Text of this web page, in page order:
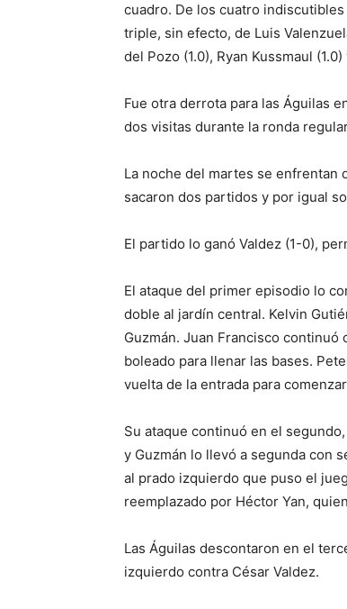
cuadro. De los cuatro
triple, sin efecto, de Luis
del Pozo (1.0), Ryan Kussmaul
Fue otra derrota para las Águilas
dos visitas durante la ronda
La noche del martes se enfrentan
sacaron dos partidos y por igual
El partido lo ganó Valdez (1-0),
El ataque del primer episodio lo
doble al jardín central. Kelvin
Guzmán. Juan Francisco
boleado para llenar las bases.
vuelta de la entrada para
Su ataque continuó en el
y Guzmán lo llevó a segunda con
al prado izquierdo que puso el
reemplazado por Héctor Yan,
Las Águilas descontaron en el
izquierdo contra César Valdez.